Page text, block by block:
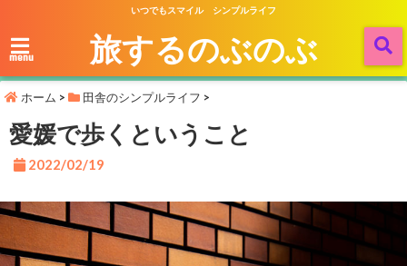
いつでもスマイル シンプルライフ
menu 旅するのぶのぶ
ホーム > 田舎のシンプルライフ >
愛媛で歩くということ
2022/02/19